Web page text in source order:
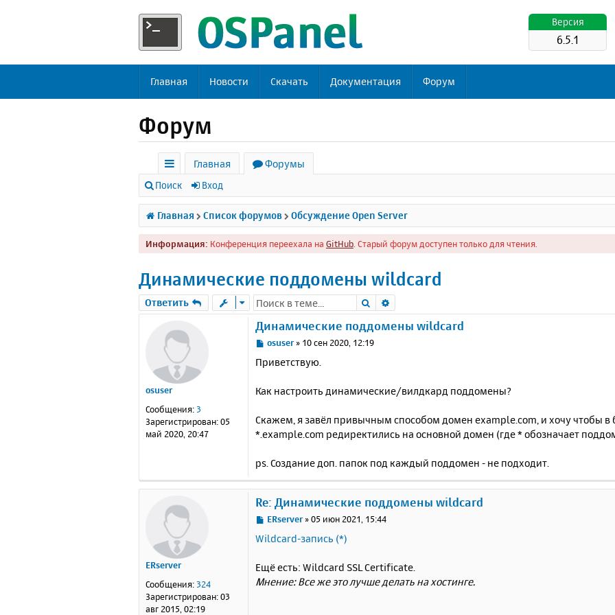
Версия
6.5.1
Главная Новости Скачать Документация Форум
Форум
с
ы
л
к
Главная
Форумы
Поиск Вход
Главная Список форумов Обсуждение Open Server
Информация: Конференция переехала на GitHub . Старый форум доступен только для чтения.
Динамические поддомены wildcard
Ответить Поиск
osuser
Сообщения:3
Зарегистрирован:05
май 2020, 20:47
Динамические поддомены wildcard
С
о
щ
н
е
osuser» 10 сен 2020, 12:19
Приветствую.
Как настроить динамические/вилдкард поддомены?
Скажем, я завёл привычным способом домен example.com, и хочу чтобы в
*.example.com редиректились на основной домен (где * обозначает
ps. Создание доп. папок под каждый поддомен - не подходит.
ERserver
Сообщения:324
Зарегистрирован:03
авг 2015, 02:19
Re: Динамические поддомены wildcard
С
о
щ
е
ERserver»05 июн 2021, 15:44
Wildcard-запись (*)
Ещё есть: Wildcard SSL Certificate.
Мнение: Все же это лучше делать на хостинге.